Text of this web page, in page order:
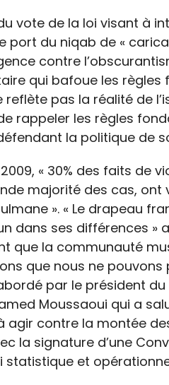
vote de la loi visant à
port du niqab de «
contre
qui bafoue les règles
pas la réalité de
rappeler les règles
la politique de
2009, « 30% des faits de
majorité des cas, ont
». « Le drapeau
dans ses différences »
que la communauté
que nous ne pouvons
par le président du
Moussaoui qui a
agir contre la montée
la signature d’une
statistique et